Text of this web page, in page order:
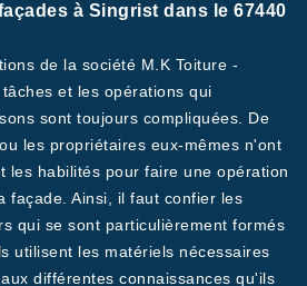
à Singrist dans le 67440
de la société M.K Toiture -
et les opérations qui
sont toujours compliquées. De
les propriétaires eux-mêmes n'ont
les habilités pour faire une opération
façade. Ainsi, il faut confier les
qui se sont particulièrement formés
utilisent les matériels nécessaires
différentes connaissances qu'ils